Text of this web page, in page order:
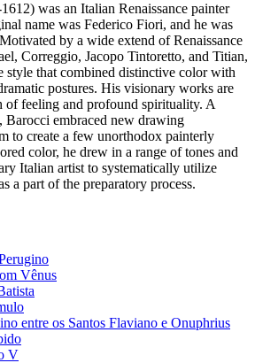
was an Italian Renaissance painter
name was Federico Fiori, and he was
by a wide extend of Renaissance
Correggio, Jacopo Tintoretto, and Titian,
style that combined distinctive color with
postures. His visionary works are
of feeling and profound spirituality. A
Barocci embraced new drawing
to create a few unorthodox painterly
color, he drew in a range of tones and
Italian artist to systematically utilize
a part of the preparatory process.